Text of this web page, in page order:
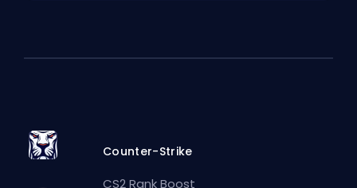
Counter-Strike
CS2 Rank Boost